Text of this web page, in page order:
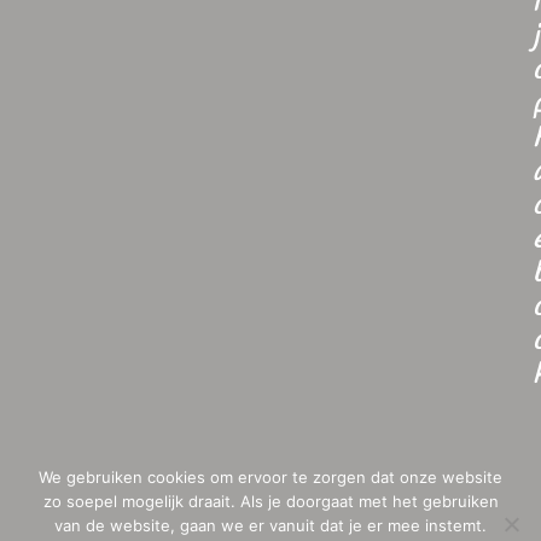
j
We gebruiken cookies om ervoor te zorgen dat onze website
zo soepel mogelijk draait. Als je doorgaat met het gebruiken
van de website, gaan we er vanuit dat je er mee instemt.